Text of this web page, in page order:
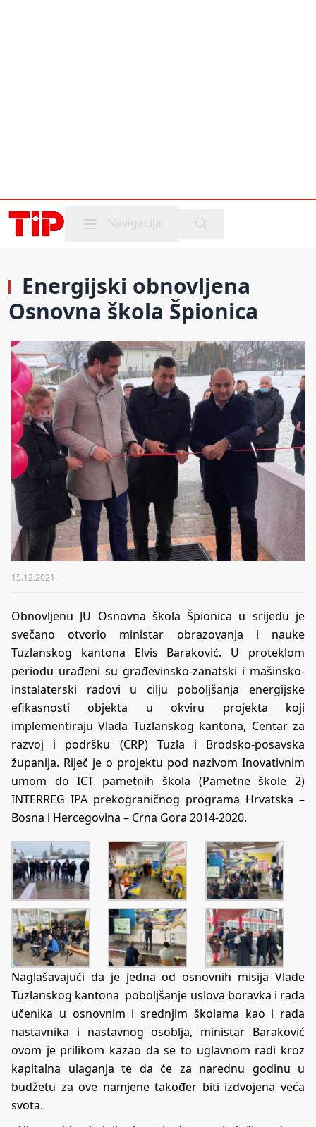
Mobile menu
Navigacija
Energijski obnovljena
Osnovna škola Špionica
15.12.2021.
Obnovljenu JU Osnovna škola Špionica u srijedu je
svečano otvorio ministar obrazovanja i nauke
Tuzlanskog kantona Elvis Baraković. U proteklom
periodu urađeni su građevinsko-zanatski i mašinsko-
instalaterski radovi u cilju poboljšanja energijske
efikasnosti objekta u okviru projekta koji
implementiraju Vlada Tuzlanskog kantona, Centar za
razvoj i podršku (CRP) Tuzla i Brodsko-posavska
županija. Riječ je o projektu pod nazivom Inovativnim
umom do ICT pametnih škola (Pametne škole 2)
INTERREG IPA prekograničnog programa Hrvatska –
Bosna i Hercegovina – Crna Gora 2014-2020.
Naglašavajući da je jedna od osnovnih misija Vlade
Tuzlanskog kantona poboljšanje uslova boravka i rada
učenika u osnovnim i srednjim školama kao i rada
nastavnika i nastavnog osoblja, ministar Baraković
ovom je prilikom kazao da se to uglavnom radi kroz
kapitalna ulaganja te da će za narednu godinu u
budžetu za ove namjene također biti izdvojena veća
svota.